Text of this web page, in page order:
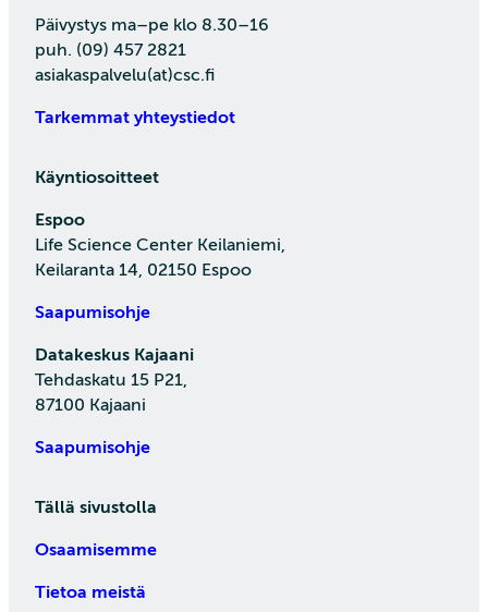
Päivystys ma–pe klo 8.30–16
puh. (09) 457 2821
asiakaspalvelu(at)csc.fi
Tarkemmat yhteystiedot
Käyntiosoitteet
Espoo
Life Science Center Keilaniemi,
Keilaranta 14, 02150 Espoo
Saapumisohje
Datakeskus Kajaani
Tehdaskatu 15 P21,
87100 Kajaani
Saapumisohje
Tällä sivustolla
Osaamisemme
Tietoa meistä